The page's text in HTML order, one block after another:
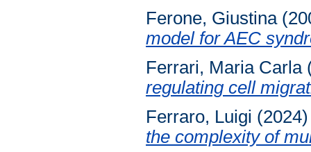
Ferone, Giustina
model for AEC
Ferrari, Maria Carla
regulating cell
Ferraro, Luigi
the complexity of